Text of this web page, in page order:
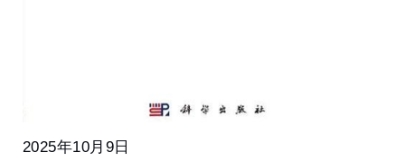
2025年10月9日